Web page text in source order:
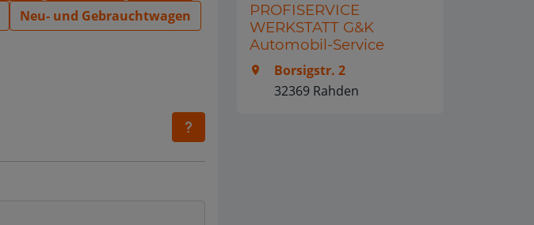
PROFISERVICE
WERKSTATT G&K
Automobil-Service
Borsigstr. 2
32369 Rahden
Neu- und Gebrauchtwagen